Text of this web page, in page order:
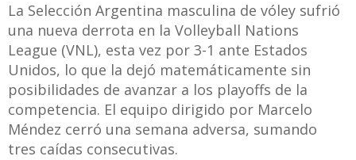
​​​​​​​La Selección Argentina masculina de vóley sufrió
una nueva derrota en la Volleyball Nations
League (VNL), esta vez por 3-1 ante Estados
Unidos, lo que la dejó matemáticamente sin
posibilidades de avanzar a los playoffs de la
competencia. El equipo dirigido por Marcelo
Méndez cerró una semana adversa, sumando
tres caídas consecutivas.